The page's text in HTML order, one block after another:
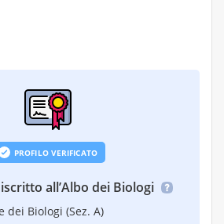
PROFILO VERIFICATO
all’Albo dei Biologi
dei Biologi (Sez. A)